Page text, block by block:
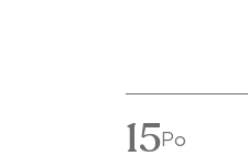
15Po